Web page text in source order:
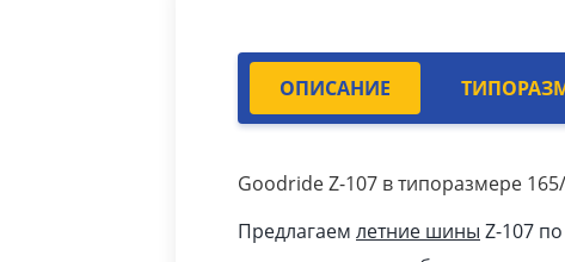
ОПИСАНИЕ
Goodride Z-107 в типоразмере
Предлагаем летние шины Z-107